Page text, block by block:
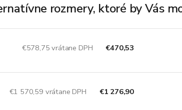
rozmery, ktoré by Vás
€578,75 vrátane DPH €470,53
€1 570,59 vrátane DPH €1 276,90